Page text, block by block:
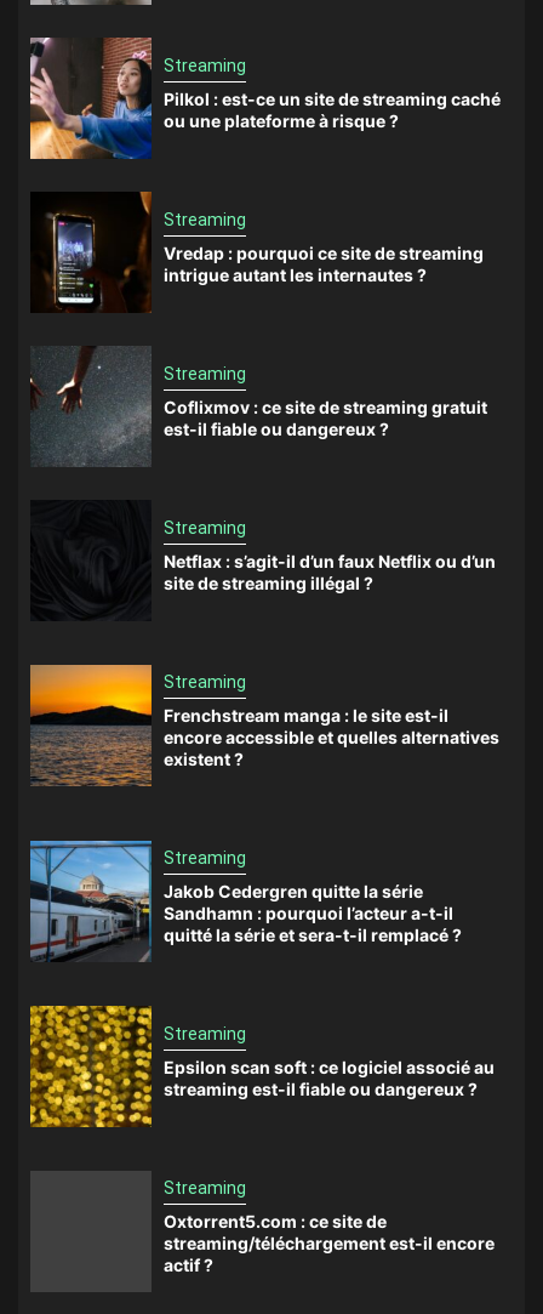
Streaming
Pilkol : est-ce un site de streaming caché
ou une plateforme à risque ?
Streaming
Vredap : pourquoi ce site de streaming
intrigue autant les internautes ?
Streaming
Coflixmov : ce site de streaming gratuit
est-il fiable ou dangereux ?
Streaming
Netflax : s’agit-il d’un faux Netflix ou d’un
site de streaming illégal ?
Streaming
Frenchstream manga : le site est-il
encore accessible et quelles alternatives
existent ?
Streaming
Jakob Cedergren quitte la série
Sandhamn : pourquoi l’acteur a-t-il
quitté la série et sera-t-il remplacé ?
Streaming
Epsilon scan soft : ce logiciel associé au
streaming est-il fiable ou dangereux ?
Streaming
Oxtorrent5.com : ce site de
streaming/téléchargement est-il encore
actif ?